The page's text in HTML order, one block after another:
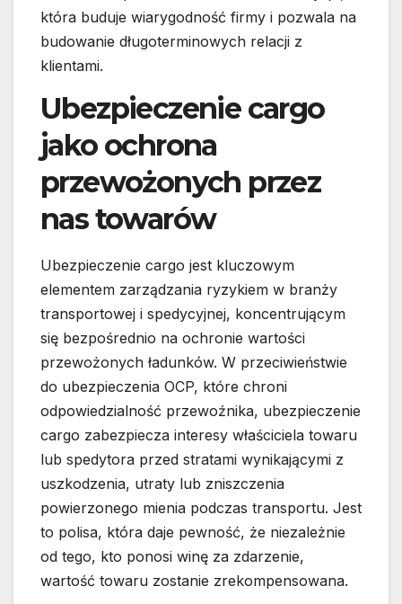
która buduje wiarygodność firmy i pozwala na
budowanie długoterminowych relacji z
klientami.
Ubezpieczenie cargo
jako ochrona
przewożonych przez
nas towarów
Ubezpieczenie cargo jest kluczowym
elementem zarządzania ryzykiem w branży
transportowej i spedycyjnej, koncentrującym
się bezpośrednio na ochronie wartości
przewożonych ładunków. W przeciwieństwie
do ubezpieczenia OCP, które chroni
odpowiedzialność przewoźnika, ubezpieczenie
cargo zabezpiecza interesy właściciela towaru
lub spedytora przed stratami wynikającymi z
uszkodzenia, utraty lub zniszczenia
powierzonego mienia podczas transportu. Jest
to polisa, która daje pewność, że niezależnie
od tego, kto ponosi winę za zdarzenie,
wartość towaru zostanie zrekompensowana.